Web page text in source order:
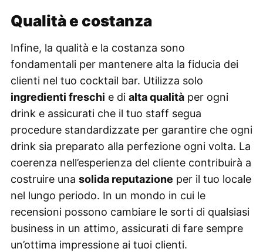
Qualità e costanza
Infine, la qualità e la costanza sono
fondamentali per mantenere alta la fiducia dei
clienti nel tuo cocktail bar. Utilizza solo
ingredienti freschi e di alta qualitàper ogni
drink e assicurati che il tuo staff segua
procedure standardizzate per garantire che ogni
drink sia preparato alla perfezione ogni volta. La
coerenza nell’esperienza del cliente contribuirà a
costruire una solida reputazione per il tuo locale
nel lungo periodo. In un mondo in cui le
recensioni possono cambiare le sorti di qualsiasi
business in un attimo, assicurati di fare sempre
un’ottima impressione ai tuoi clienti.